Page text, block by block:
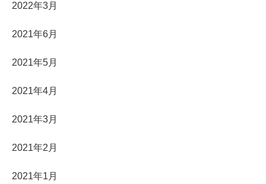
2022年3月
2021年6月
2021年5月
2021年4月
2021年3月
2021年2月
2021年1月